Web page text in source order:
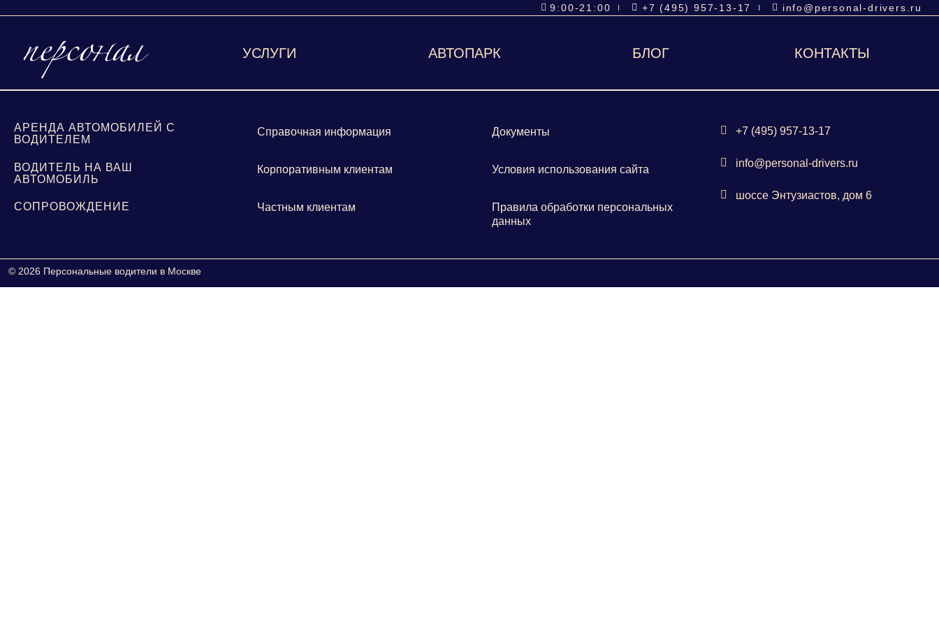
9:00-21:00 +7 (495) 957-13-17 info@personal-drivers.ru
УСЛУГИ АВТОПАРК БЛОГ КОНТАКТЫ
АРЕНДА АВТОМОБИЛЕЙ С
ВОДИТЕЛЕМ
ВОДИТЕЛЬ НА ВАШ
АВТОМОБИЛЬ
СОПРОВОЖДЕНИЕ
Справочная информация
Корпоративным клиентам
Частным клиентам
Документы
Условия использования сайта
Правила обработки персональных
данных
+7 (495) 957-13-17
info@personal-drivers.ru
шоссе Энтузиастов, дом 6
© 2026 Персональные водители в Москве